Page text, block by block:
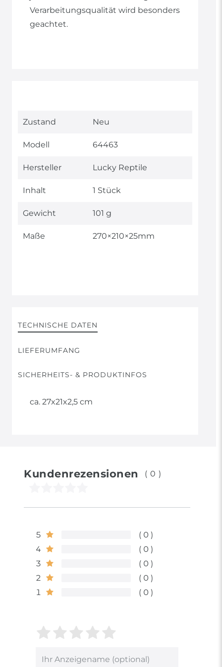
Verarbeitungsqualität wird besonders
geachtet.
Technisches
Wert
Zustand Neu
Modell 64463
Hersteller Lucky Reptile
Inhalt 1 Stück
Gewicht 101 g
Maße 270×210×25mm
TECHNISCHE DATEN
LIEFERUMFANG
SICHERHEITS- & PRODUKTINFOS
ca. 27x21x2,5 cm
Kundenrezensionen (0)
5
0
4
0
3
0
2
0
1
0
Bewertungssterne
von
4
von
3
2
von
1
von